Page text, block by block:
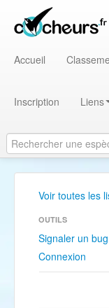
Accueil
Inscription Liens
Voir toutes les
OUTILS
Signaler un
Connexion